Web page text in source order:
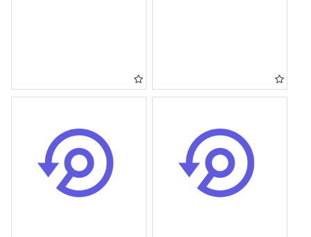
Raczyński! Schen
Bibliothek).